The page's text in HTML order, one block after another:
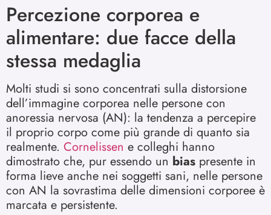
Percezione corporea e
alimentare: due facce della
stessa medaglia
Molti studi si sono concentrati sulla distorsione
dell’immagine corporea nelle persone con
anoressia nervosa (AN): la tendenza a percepire
il proprio corpo come più grande di quanto sia
realmente. Cornelissen e colleghi hanno
dimostrato che, pur essendo un bias presente in
forma lieve anche nei soggetti sani, nelle persone
con AN la sovrastima delle dimensioni corporee è
marcata e persistente.